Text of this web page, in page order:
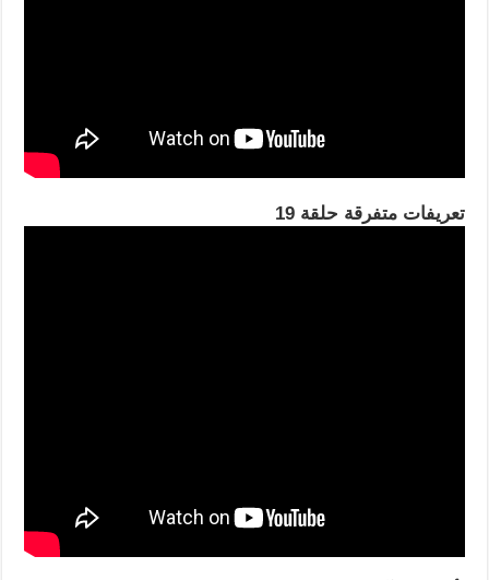
تعريفات متفرقة حلقة 19